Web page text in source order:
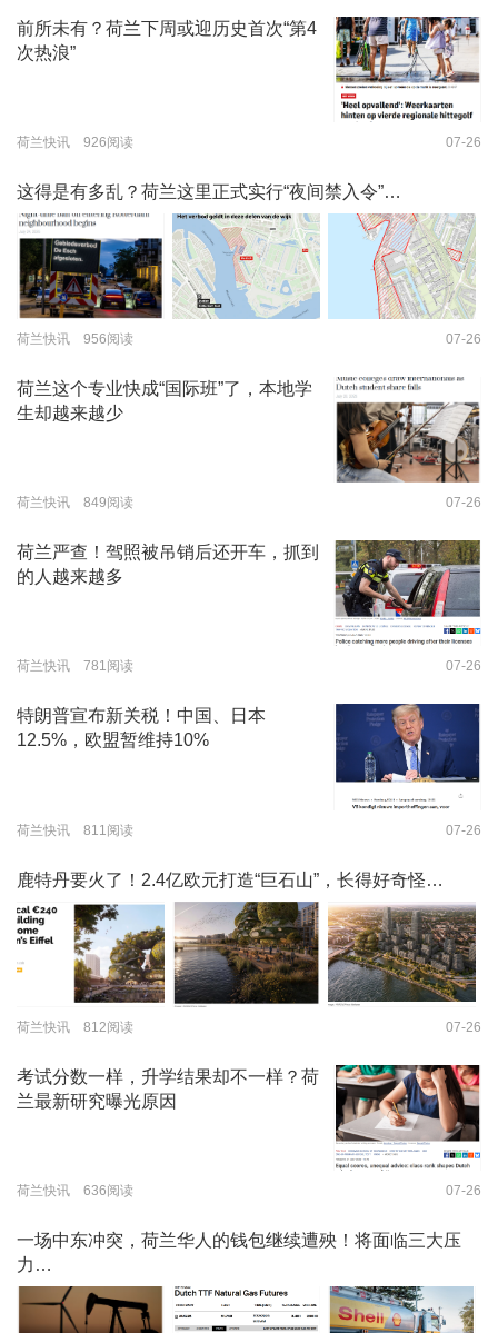
前所未有？荷兰下周或迎历史首次“第4
次热浪”
荷兰快讯 926阅读 07-26
这得是有多乱？荷兰这里正式实行“夜间禁入令”…
荷兰快讯 956阅读 07-26
荷兰这个专业快成“国际班”了，本地学
生却越来越少
荷兰快讯 849阅读 07-26
荷兰严查！驾照被吊销后还开车，抓到
的人越来越多
荷兰快讯 781阅读 07-26
特朗普宣布新关税！中国、日本
12.5%，欧盟暂维持10%
荷兰快讯 811阅读 07-26
鹿特丹要火了！2.4亿欧元打造“巨石山”，长得好奇怪…
荷兰快讯 812阅读 07-26
考试分数一样，升学结果却不一样？荷
兰最新研究曝光原因
荷兰快讯 636阅读 07-26
一场中东冲突，荷兰华人的钱包继续遭殃！将面临三大压
力…